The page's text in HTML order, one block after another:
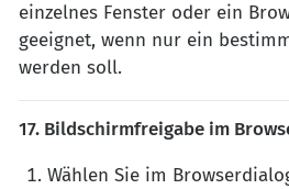
einzelnes Fenster oder ein
geeignet, wenn nur ein
werden soll.
17. Bildschirmfreigabe im
Wählen Sie im